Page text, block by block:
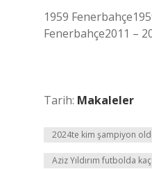
1959
Fenerbahçe2011 –
Tarih: Makaleler
2024te kim şampiyon
Aziz Yıldırım futbolda